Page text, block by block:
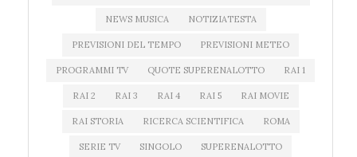
NEWS MUSICA NOTIZIATESTA
PREVISIONI DEL TEMPO PREVISIONI METEO
PROGRAMMI TV QUOTE SUPERENALOTTO RAI 1
RAI 2 RAI 3 RAI 4 RAI 5 RAI MOVIE
RAI STORIA RICERCA SCIENTIFICA ROMA
SERIE TV SINGOLO SUPERENALOTTO